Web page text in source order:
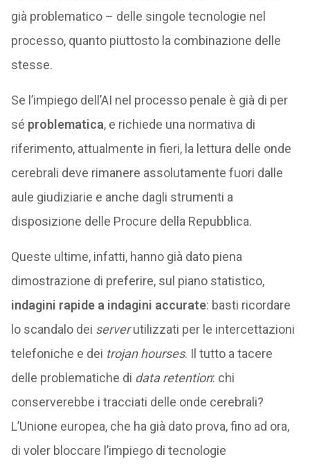
già problematico – delle singole tecnologie nel
processo, quanto piuttosto la combinazione delle
stesse.
Se l’impiego dell’AI nel processo penale è già di per
sé problematica, e richiede una normativa di
riferimento, attualmente in fieri, la lettura delle onde
cerebrali deve rimanere assolutamente fuori dalle
aule giudiziarie e anche dagli strumenti a
disposizione delle Procure della Repubblica.
Queste ultime, infatti, hanno già dato piena
dimostrazione di preferire, sul piano statistico,
indagini rapide a indagini accurate: basti ricordare
lo scandalo dei serverutilizzati per le intercettazioni
telefoniche e dei trojan hourses. Il tutto a tacere
delle problematiche di data retention: chi
conserverebbe i tracciati delle onde cerebrali?
L’Unione europea, che ha già dato prova, fino ad ora,
di voler bloccare l’impiego di tecnologie